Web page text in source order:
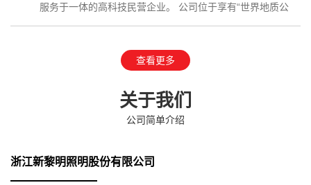
服务于一体的高科技民营企业。 公司位于享有“世界地质公
园”、国家AAAAA级…
查看更多
关于我们
公司简单介绍
浙江新黎明照明股份有限公司